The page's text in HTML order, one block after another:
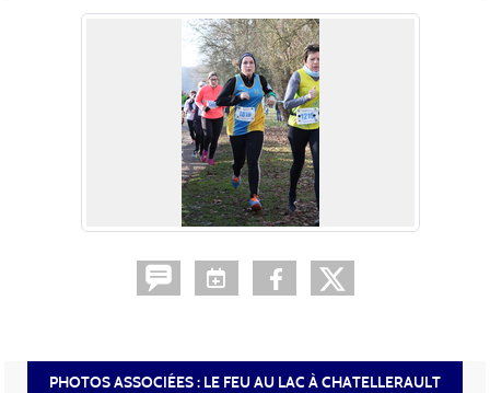
PHOTOS ASSOCIÉES : LE FEU AU LAC À CHATELLERAULT